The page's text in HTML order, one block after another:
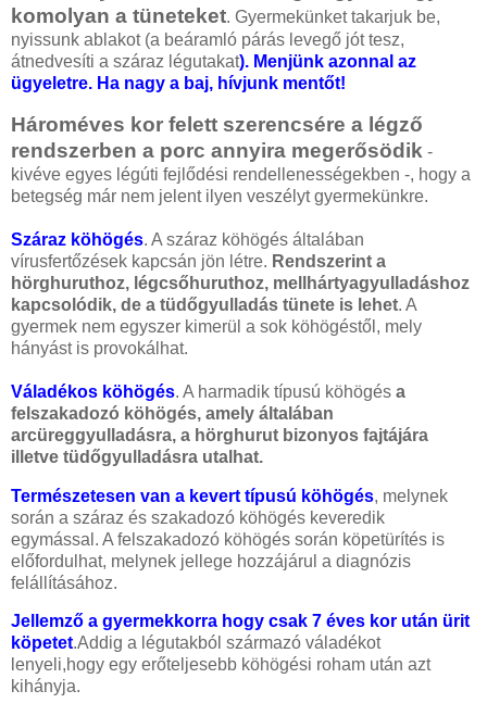
komolyan a tüneteket. Gyermekünket takarjuk be,
nyissunk ablakot (a beáramló párás levegő jót tesz,
átnedvesíti a száraz légutakat). Menjünk azonnal az
ügyeletre. Ha nagy a baj, hívjunk mentőt!
Hároméves kor felett szerencsére a légző
rendszerben a porc annyira megerősödik -
kivéve egyes légúti fejlődési rendellenességekben -, hogy a
betegség már nem jelent ilyen veszélyt gyermekünkre.
Száraz köhögés. A száraz köhögés általában
vírusfertőzések kapcsán jön létre. Rendszerint a
hörghuruthoz, légcsőhuruthoz, mellhártyagyulladáshoz
kapcsolódik, de a tüdőgyulladás tünete is lehet. A
gyermek nem egyszer kimerül a sok köhögéstől, mely
hányást is provokálhat.
Váladékos köhögés. A harmadik típusú köhögés a
felszakadozó köhögés, amely általában
arcüreggyulladásra, a hörghurut bizonyos fajtájára
illetve tüdőgyulladásra utalhat.
Természetesen van a kevert típusú köhögés, melynek
során a száraz és szakadozó köhögés keveredik
egymással. A felszakadozó köhögés során köpetürítés is
előfordulhat, melynek jellege hozzájárul a diagnózis
felállításához.
Jellemző a gyermekkorra hogy csak 7 éves kor után ürit
köpetet.Addig a légutakból származó váladékot
lenyeli,hogy egy erőteljesebb köhögési roham után azt
kihányja.